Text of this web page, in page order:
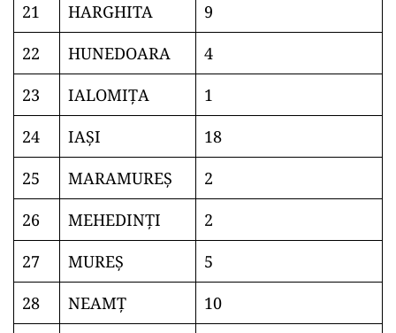
21
HARGHITA
9
22
HUNEDOARA
4
23
IALOMIŢA
1
24
IAŞI
18
25
MARAMUREŞ
2
26
MEHEDINŢI
2
27
MUREŞ
5
28
NEAMŢ
10